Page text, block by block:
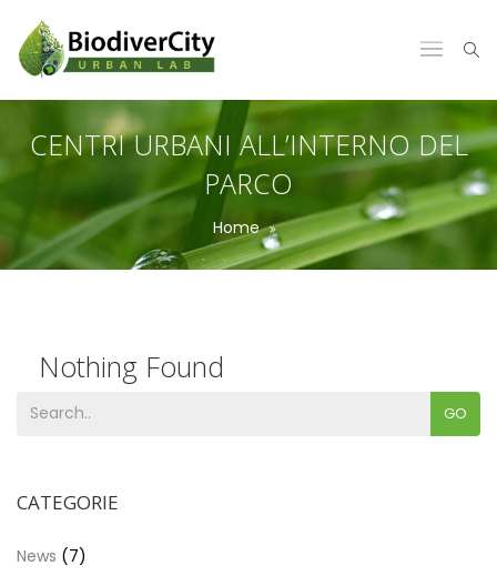
CENTRI URBANI ALL’INTERNO DEL
PARCO
Home
Nothing Found
Sorry, but no posts matched your search terms. GO
CATEGORIE
News (7)